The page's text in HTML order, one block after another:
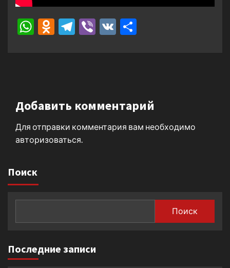
WhatsApp
Odnoklassniki
Telegram
Viber
VK
Добавить комментарий
Для отправки комментария вам необходимо
авторизоваться
Поиск
Поиск
Последние записи